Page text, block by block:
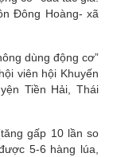
Đông Hoàng- xã
dùng động cơ”
viên hội Khuyến
Tiền Hải, Thái
gấp 10 lần so
5-6 hàng lúa,